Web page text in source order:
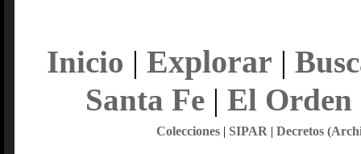
Inicio | Explorar |
Santa Fe| El Orden
Colecciones| SIPAR | Decretos